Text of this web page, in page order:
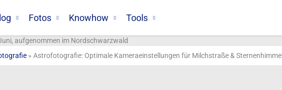
Fotos Knowhow Tools
» Astrofotografie: Optimale Kameraeinstellungen für Milchstraße & Sternenhimmel